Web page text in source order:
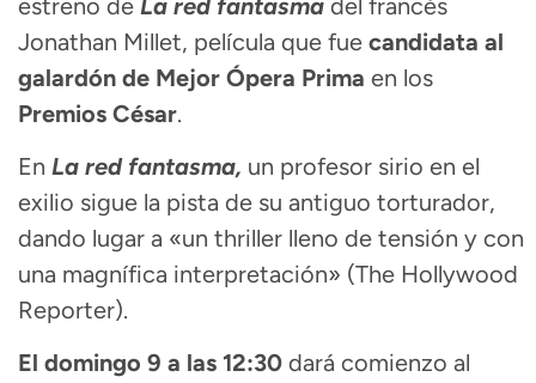
Jonathan Millet, película que fue candidata al
galardón de Mejor Ópera Prima en los
Premios César.
En La red fantasma, un profesor sirio en el
exilio sigue la pista de su antiguo torturador,
dando lugar a «un thriller lleno de tensión y con
una magnífica interpretación» (The Hollywood
Reporter).
El domingo 9 a las 12:30 dará comienzo al